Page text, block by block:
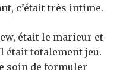
c’était très intime.
était le marieur et
était totalement jeu.
soin de formuler